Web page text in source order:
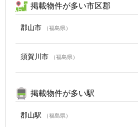
掲載物件が多い市区郡
郡山市 （福島県）
須賀川市 （福島県）
掲載物件が多い駅
郡山駅 （福島県）